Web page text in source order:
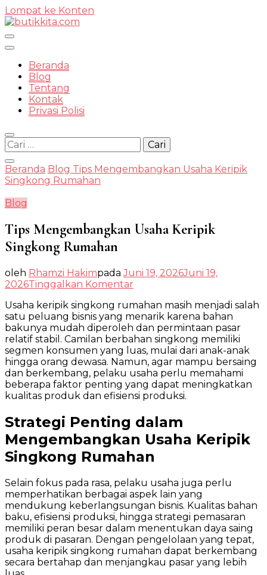
Lompat ke Konten
Beranda
Blog
Tentang
Kontak
Privasi Polisi
Cari
untuk:
Beranda Blog Tips Mengembangkan Usaha Keripik
Singkong Rumahan
Blog
Tips Mengembangkan Usaha Keripik
Singkong Rumahan
oleh Rhamzi HakimpadaJuni 19, 2026Juni 19,
2026Tinggalkan Komentar
Mengembangkan
Usaha
Keripik
Singkong
Rumahan
Usaha keripik singkong rumahan masih menjadi salah
satu peluang bisnis yang menarik karena bahan
bakunya mudah diperoleh dan permintaan pasar
relatif stabil. Camilan berbahan singkong memiliki
segmen konsumen yang luas, mulai dari anak-anak
hingga orang dewasa. Namun, agar mampu bersaing
dan berkembang, pelaku usaha perlu memahami
beberapa faktor penting yang dapat meningkatkan
kualitas produk dan efisiensi produksi.
Strategi Penting dalam
Mengembangkan Usaha Keripik
Singkong Rumahan
Selain fokus pada rasa, pelaku usaha juga perlu
memperhatikan berbagai aspek lain yang
mendukung keberlangsungan bisnis. Kualitas bahan
baku, efisiensi produksi, hingga strategi pemasaran
memiliki peran besar dalam menentukan daya saing
produk di pasaran. Dengan pengelolaan yang tepat,
usaha keripik singkong rumahan dapat berkembang
secara bertahap dan menjangkau pasar yang lebih